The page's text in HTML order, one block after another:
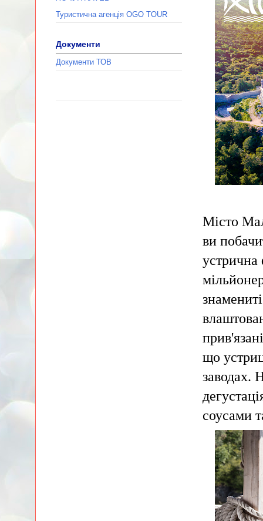
Місто
ви
устрична
що
заводах.
соусами
Туристична агенція ОGО TOUR
Документи
Документи ТОВ